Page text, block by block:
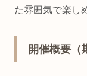
た雰囲気で楽し
開催概要（